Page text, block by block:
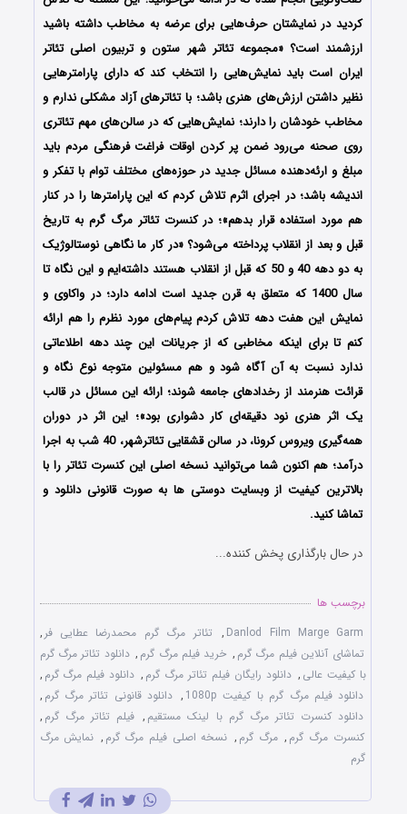
کردید در نمایشتان حرف‌هایی برای عرضه به مخاطب داشته باشید
ارزشمند است؟ «مجموعه تئاتر شهر ستون و تربیون اصلی تئاتر
ایران است باید نمایش‌هایی را انتخاب کند که دارای پارامترهایی
نظیر داشتن ارزش‌های هنری باشد؛ با تئاترهای آزاد مشکلی ندارم و
مخاطب خودشان را دارند؛ نمایش‌هایی که در سالن‌های مهم تئاتری
روی صحنه می‌رود ضمن پر کردن اوقات فراغت فرهنگی مردم باید
مبلغ و ارئه‌دهنده مسائل جدید در حوزه‌های مختلف توام با تفکر و
اندیشه باشد؛ در اجرای اثرم تلاش کردم که این پارامترها را در کنار
هم مورد استفاده قرار بدهم»؛ در کنسرت تئاتر مرگ گرم به تاریخ
قبل و بعد از انقلاب پرداخته می‌شود؟ «در کار ما نگاهی نوستالوژیک
به دو دهه 40 و 50 که قبل از انقلاب هستند داشته‌ایم و این نگاه تا
سال 1400 که متعلق به قرن جدید است ادامه دارد؛ در واکاوی و
نمایش این هفت دهه تلاش کردم پیام‌های مورد نظرم را هم ارائه
کنم تا برای اینکه مخاطبی که از جریانات این چند دهه اطلاعاتی
ندارد نسبت به آن آگاه شود و هم مسئولین متوجه نوع نگاه و
قرائت هنرمند از رخدادهای جامعه شوند؛ ارائه این مسائل در قالب
یک اثر هنری نود دقیقه‌ای کار دشواری بود»؛ این اثر در دوران
همه‌گیری ویروس کرونا، در سالن قشقایی تئاترشهر، 40 شب به اجرا
درآمد؛ هم اکنون شما می‌توانید نسخه اصلی این کنسرت تئاتر را با
بالاترین کیفیت از وبسایت دوستی ها به صورت قانونی دانلود و
تماشا کنید.
در حال بارگذاری پخش کننده...
برچسب ها
Danlod Film Marge Garm
, تئاتر مرگ گرم محمدرضا ‌عطایی ‌فر ,
تماشای آنلاین فیلم مرگ گرم , خرید فیلم مرگ گرم , دانلود تئاتر مرگ گرم
با کیفیت عالی , دانلود رایگان فیلم تئاتر مرگ گرم , دانلود فیلم مرگ گرم ,
دانلود فیلم مرگ گرم با کیفیت 1080p
, دانلود قانونی تئاتر مرگ گرم ,
دانلود کنسرت تئاتر مرگ گرم با لینک مستقیم , فیلم تئاتر مرگ گرم ,
کنسرت مرگ گرم , مرگ گرم , نسخه اصلی فیلم مرگ گرم , نمایش مرگ
گرم